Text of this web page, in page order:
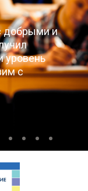
добрыми и
уровень
с